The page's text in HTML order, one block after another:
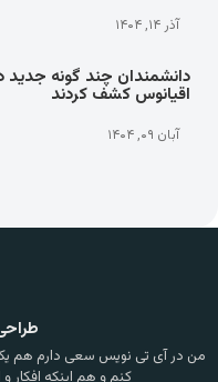
آذر ۱۴, ۱۴۰۴
دانشمندان چند گونه جدید
اقیانوس کشف کردند
آبان ۰۹, ۱۴۰۴
من در آی تی نویس سعی دارم هم یک